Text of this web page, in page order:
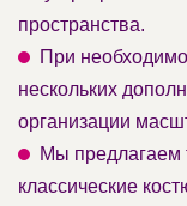
пространства.
При
нескольких
организации
Мы предлагаем
классические